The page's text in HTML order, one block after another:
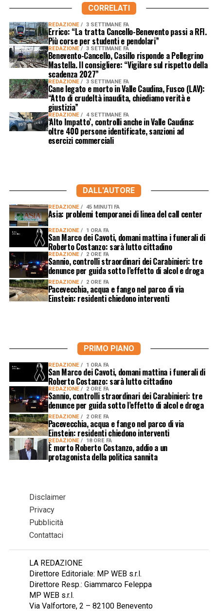
CORRELATI
REDAZIONE 3 SETTIMANE FA
Errico: “La tratta Cancello-Benevento passi a RFI.
Più corse per studenti e pendolari”
REDAZIONE 3 SETTIMANE FA
Benevento-Cancello, Casillo risponde a Pellegrino
Mastella. Il consigliere: “Vigilare sul rispetto della
scadenza 2027”
REDAZIONE 3 SETTIMANE FA
Cane legato e morto in Valle Caudina, Fusco (LAV):
“Atto di crudeltà inaudita, chiediamo verità e
giustizia”
REDAZIONE 4 SETTIMANE FA
‘Alto Impatto’, controlli anche in Valle Caudina:
oltre 400 persone identificate, sanzioni ad
esercizi commerciali
DALL'AUTORE
REDAZIONE 45 MINUTI FA
Asia: problemi temporanei di linea del call center
REDAZIONE 1 ORA FA
San Marco dei Cavoti, domani mattina i funerali di
Roberto Costanzo: sarà lutto cittadino
REDAZIONE 2 ORE FA
Sannio, controlli straordinari dei Carabinieri: tre
denunce per guida sotto l’effetto di alcol e droga
REDAZIONE 2 ORE FA
Pacevecchia, acqua e fango nel parco di via
Einstein: residenti chiedono interventi
PRIMO PIANO
REDAZIONE 1 ORA FA
San Marco dei Cavoti, domani mattina i funerali di
Roberto Costanzo: sarà lutto cittadino
REDAZIONE 2 ORE FA
Sannio, controlli straordinari dei Carabinieri: tre
denunce per guida sotto l’effetto di alcol e droga
REDAZIONE 2 ORE FA
Pacevecchia, acqua e fango nel parco di via
Einstein: residenti chiedono interventi
REDAZIONE 18 ORE FA
È morto Roberto Costanzo, addio a un
protagonista della politica sannita
Disclaimer
Privacy
Pubblicità
Contattaci
LA REDAZIONE
Direttore Editoriale: MP WEB s.r.l.
Direttore Resp.: Giammarco Feleppa
MP WEB s.r.l.
Via Valfortore, 2 – 82100 Benevento